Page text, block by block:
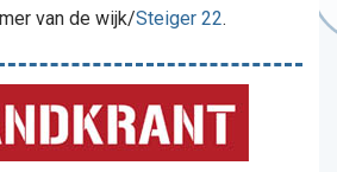
van de wijk/Steiger 22.